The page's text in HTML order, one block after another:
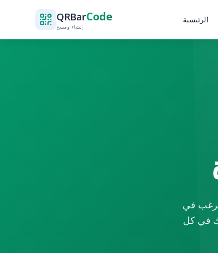
QRBarCode
إنشاء ومسح
الرئيسية
ترغب في
في كل